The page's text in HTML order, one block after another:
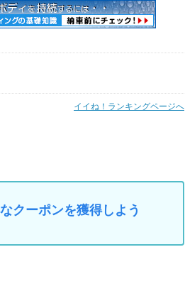
イイね！ランキングページへ
クーポンを獲得しよう